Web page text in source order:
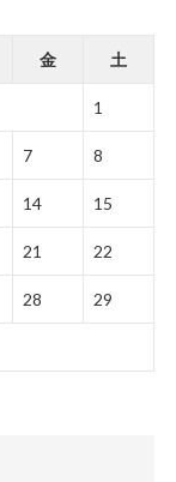
金 土
1
7 8
14 15
21 22
28 29